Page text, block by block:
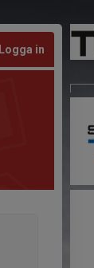
Logga in